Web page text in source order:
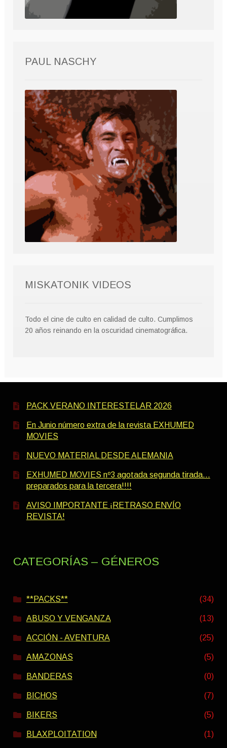
PAUL NASCHY
MISKATONIK VIDEOS
Todo el cine de culto en calidad de culto. Cumplimos
20 años reinando en la oscuridad cinematográfica.
PACK VERANO INTERESTELAR 2026
En Junio número extra de la revista EXHUMED
MOVIES
NUEVO MATERIAL DESDE ALEMANIA
EXHUMED MOVIES nº3 agotada segunda tirada…
preparados para la tercera!!!!
AVISO IMPORTANTE ¡RETRASO ENVÍO
REVISTA!
CATEGORÍAS – GÉNEROS
**PACKS** (34)
ABUSO Y VENGANZA (13)
ACCIÓN - AVENTURA (25)
AMAZONAS (5)
BANDERAS (0)
BICHOS (7)
BIKERS (5)
BLAXPLOITATION (1)